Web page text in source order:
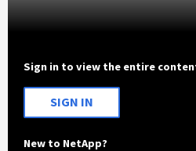
Sign in to view the entire
SIGN IN
New to NetApp?